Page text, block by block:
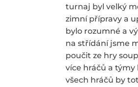
turnaj byl velký
zimní přípravy a
bylo rozumné a
na střídání jsme
poučit ze hry
více hráčů a týmy
všech hráčů by